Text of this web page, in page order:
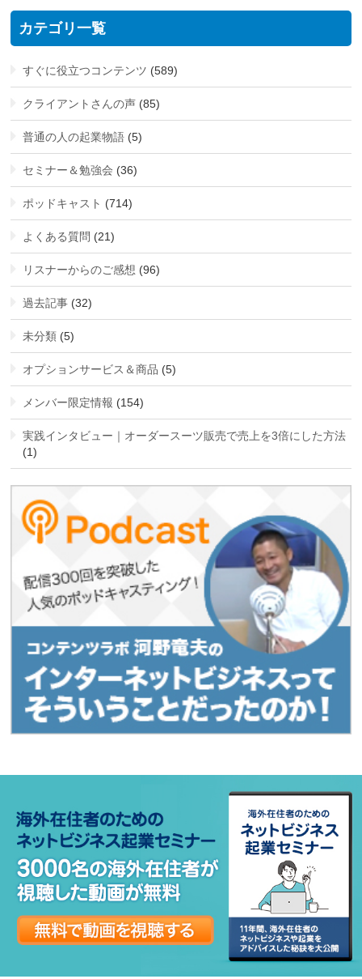
カテゴリ一覧
すぐに役立つコンテンツ (589)
クライアントさんの声 (85)
普通の人の起業物語 (5)
セミナー＆勉強会 (36)
ポッドキャスト (714)
よくある質問 (21)
リスナーからのご感想 (96)
過去記事 (32)
未分類 (5)
オプションサービス＆商品 (5)
メンバー限定情報 (154)
実践インタビュー｜オーダースーツ販売で売上を3倍にした方法
(1)